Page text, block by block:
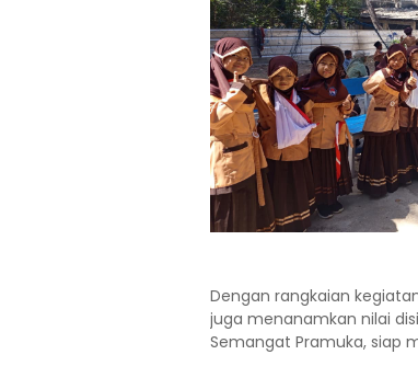
Dengan rangkaian
juga menanamkan nilai
Semangat Pramuka, siap